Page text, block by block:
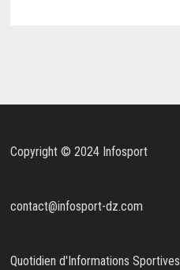
Copyright © 2024 Infosport
contact@infosport-dz.com
Quotidien d'Informations Sportives